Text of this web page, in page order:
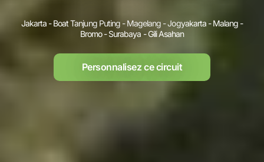
Jakarta - Boat Tanjung Puting - Magelang - Jogyakarta - Malang -
Bromo - Surabaya - Gili Asahan
Personnalisez ce circuit